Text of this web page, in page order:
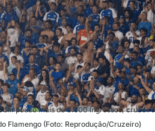
pouco mais de 3.500 ingressos,
Flamengo (Foto: Reprodução/Cruzeiro)